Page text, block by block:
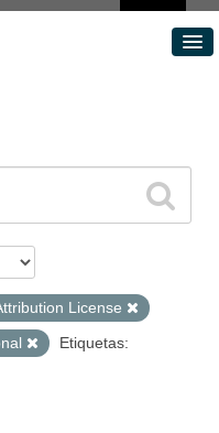
License
Etiquetas: